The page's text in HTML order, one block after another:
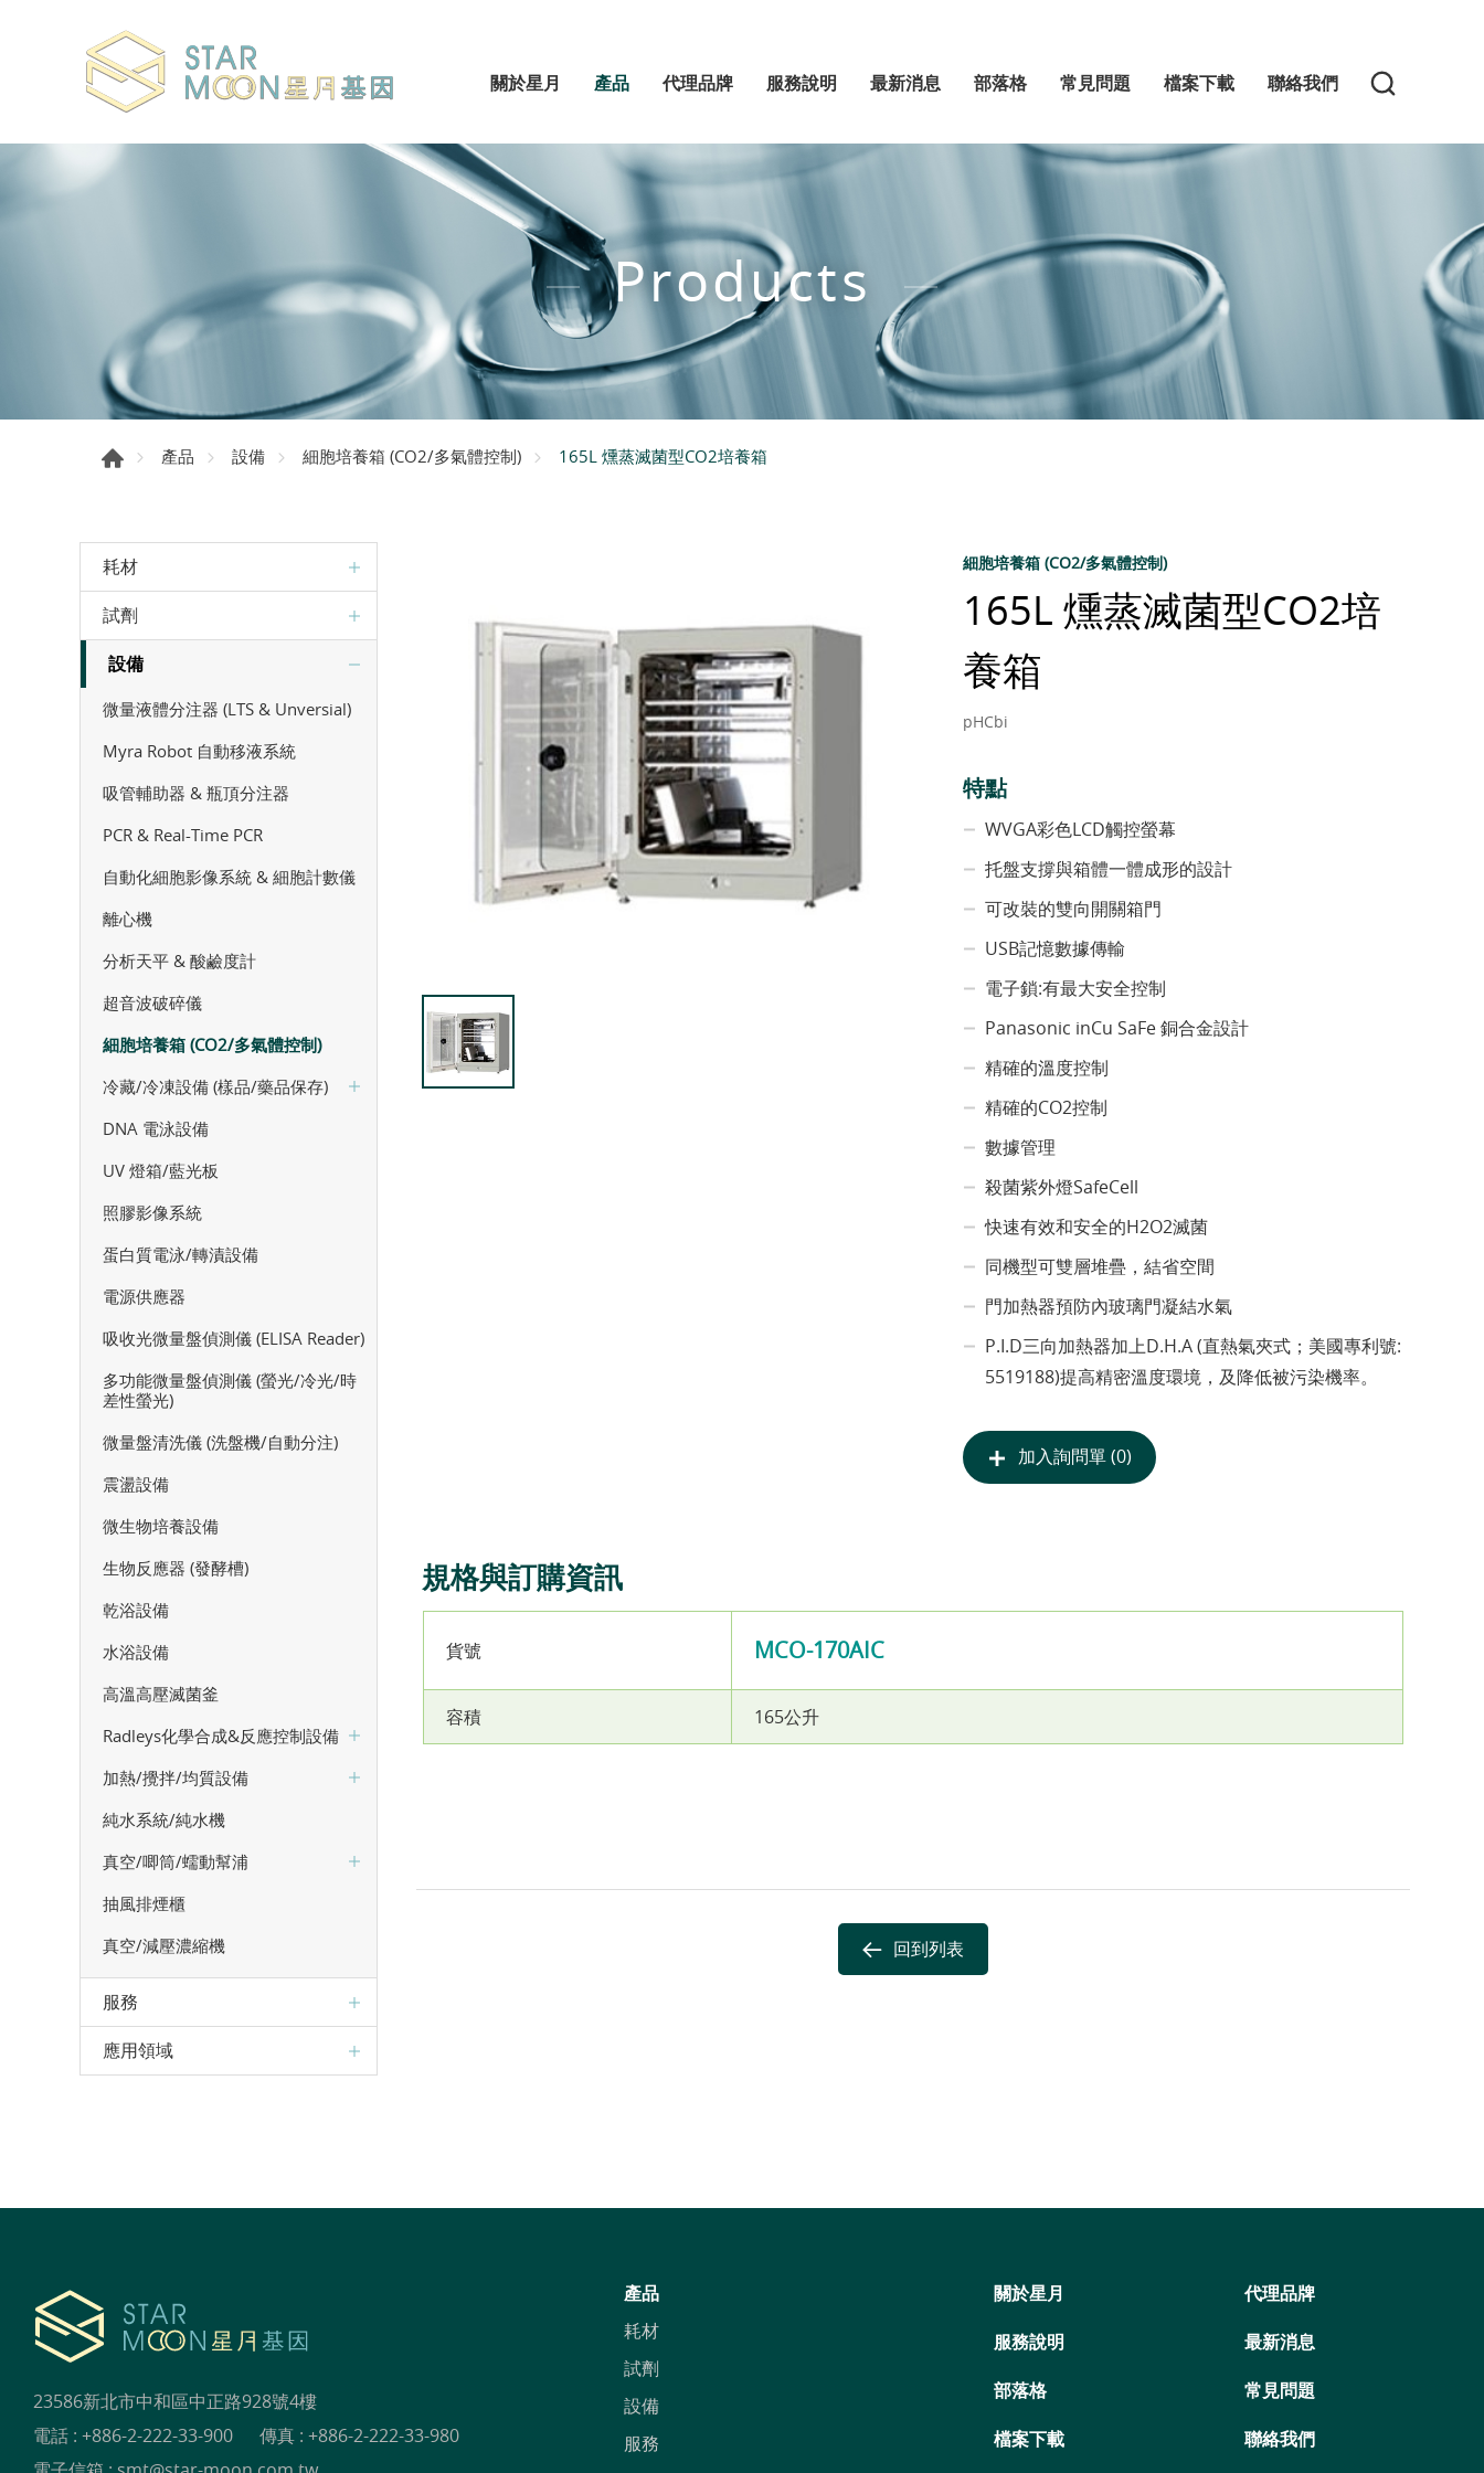
關於星月 產品 代理品牌 服務說明 最新消息 部落格 常見問題 檔案下載 聯絡我們
Products
產品 設備 細胞培養箱 (CO2/多氣體控制) 165L 燻蒸滅菌型CO2培養箱
耗材
試劑
設備
微量液體分注器 (LTS & Unversial)
Myra Robot 自動移液系統
吸管輔助器 & 瓶頂分注器
PCR & Real-Time PCR
自動化細胞影像系統 & 細胞計數儀
離心機
分析天平 & 酸鹼度計
超音波破碎儀
細胞培養箱 (CO2/多氣體控制)
冷藏/冷凍設備 (樣品/藥品保存)
DNA 電泳設備
UV 燈箱/藍光板
照膠影像系統
蛋白質電泳/轉漬設備
電源供應器
吸收光微量盤偵測儀 (ELISA Reader)
多功能微量盤偵測儀 (螢光/冷光/時
差性螢光)
微量盤清洗儀 (洗盤機/自動分注)
震盪設備
微生物培養設備
生物反應器 (發酵槽)
乾浴設備
水浴設備
高溫高壓滅菌釜
Radleys化學合成&反應控制設備
加熱/攪拌/均質設備
純水系統/純水機
真空/唧筒/蠕動幫浦
抽風排煙櫃
真空/減壓濃縮機
服務
應用領域
細胞培養箱 (CO2/多氣體控制)
165L 燻蒸滅菌型CO2培
養箱
pHCbi
特點
WVGA彩色LCD觸控螢幕
托盤支撐與箱體一體成形的設計
可改裝的雙向開關箱門
USB記憶數據傳輸
電子鎖:有最大安全控制
Panasonic inCu SaFe 銅合金設計
精確的溫度控制
精確的CO2控制
數據管理
殺菌紫外燈SafeCell
快速有效和安全的H2O2滅菌
同機型可雙層堆疊，結省空間
門加熱器預防內玻璃門凝結水氣
P.I.D三向加熱器加上D.H.A (直熱氣夾式；美國專利號:
5519188)提高精密溫度環境，及降低被污染機率。
加入詢問單 (0)
規格與訂購資訊
貨號 MCO-170AIC
容積 165公升
回到列表
產品
耗材
試劑
設備
服務
關於星月
代理品牌
服務說明
最新消息
部落格
常見問題
檔案下載
聯絡我們
23586新北市中和區中正路928號4樓
電話 : +886-2-222-33-900
傳真 : +886-2-222-33-980